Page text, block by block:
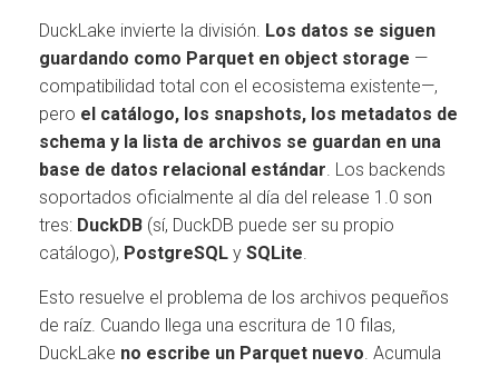
DuckLake invierte la división. Los datos se siguen
guardando como Parquet en object storage —
compatibilidad total con el ecosistema existente—,
pero el catálogo, los snapshots, los metadatos de
schema y la lista de archivos se guardan en una
base de datos relacional estándar. Los backends
soportados oficialmente al día del release 1.0 son
tres: DuckDB (sí, DuckDB puede ser su propio
catálogo), PostgreSQL y SQLite.
Esto resuelve el problema de los archivos pequeños
de raíz. Cuando llega una escritura de 10 filas,
DuckLake no escribe un Parquet nuevo. Acumula